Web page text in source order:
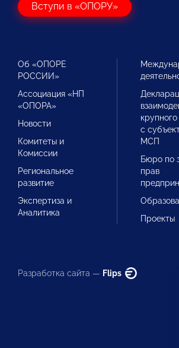
Вступи в «ОПОРУ»
Об «ОПОРЕ
РОССИИ»
Ассоциация «НП
«ОПОРА»
Новости
Комитеты и
Комиссии
Региональное
развитие
Экспертиза и
Аналитика
с
МСП
Бюро по
прав
Проекты
Разработка сайта — Flips